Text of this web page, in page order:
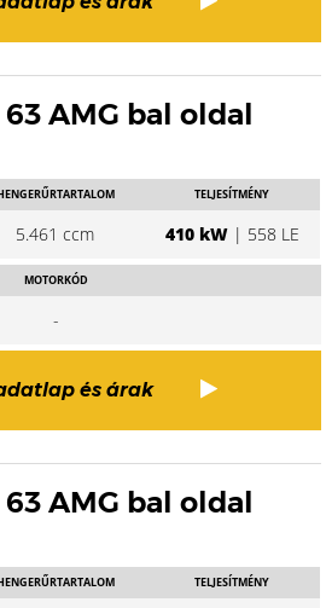
63 AMG bal oldal
5.461 ccm
TELJESÍTMÉNY
410 kW| 558 LE
MOTORKÓD
-
és árak
63 AMG bal oldal
TELJESÍTMÉNY